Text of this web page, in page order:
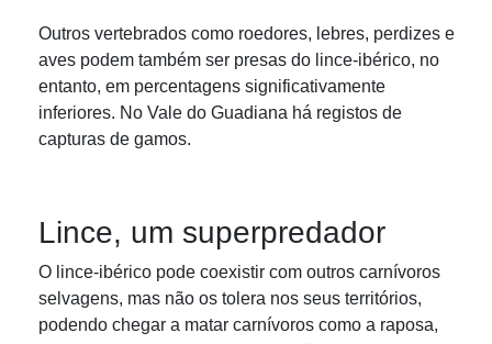
Outros vertebrados como roedores, lebres, perdizes e
aves podem também ser presas do lince-ibérico, no
entanto, em percentagens significativamente
inferiores. No Vale do Guadiana há registos de
capturas de gamos.
Lince, um superpredador
O lince-ibérico pode coexistir com outros carnívoros
selvagens, mas não os tolera nos seus territórios,
podendo chegar a matar carnívoros como a raposa,